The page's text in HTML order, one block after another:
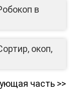
часть >>
в
окоп,